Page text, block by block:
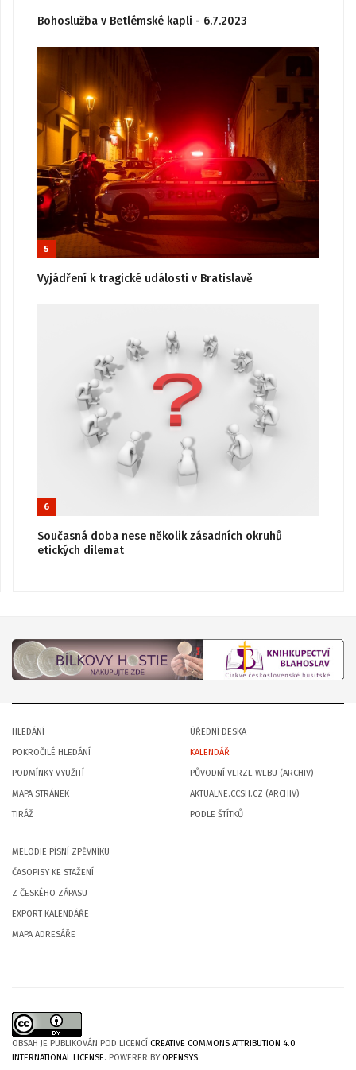
Bohoslužba v Betlémské kapli - 6.7.2023
5
Vyjádření k tragické události v Bratislavě
6
Současná doba nese několik zásadních okruhů
etických dilemat
HLEDÁNÍ
POKROČILÉ HLEDÁNÍ
PODMÍNKY VYUŽITÍ
MAPA STRÁNEK
TIRÁŽ
ÚŘEDNÍ DESKA
KALENDÁŘ
PŮVODNÍ VERZE WEBU (ARCHIV)
AKTUALNE.CCSH.CZ (ARCHIV)
PODLE ŠTÍTKŮ
MELODIE PÍSNÍ ZPĚVNÍKU
ČASOPISY KE STAŽENÍ
Z ČESKÉHO ZÁPASU
EXPORT KALENDÁŘE
MAPA ADRESÁŘE
OBSAH JE PUBLIKOVÁN POD LICENCÍ CREATIVE COMMONS ATTRIBUTION 4.0
INTERNATIONAL LICENSE. POWERER BYOPENSYS.